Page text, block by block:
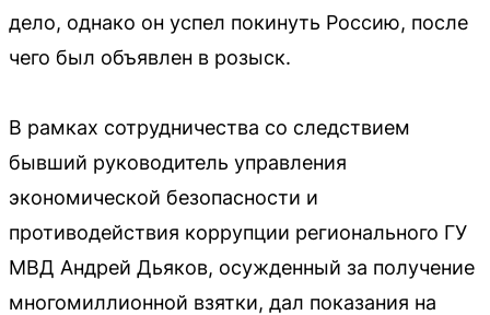
дело, однако он успел покинуть Россию, после
чего был объявлен в розыск.
В рамках сотрудничества со следствием
бывший руководитель управления
экономической безопасности и
противодействия коррупции регионального ГУ
МВД Андрей Дьяков, осужденный за получение
многомиллионной взятки, дал показания на